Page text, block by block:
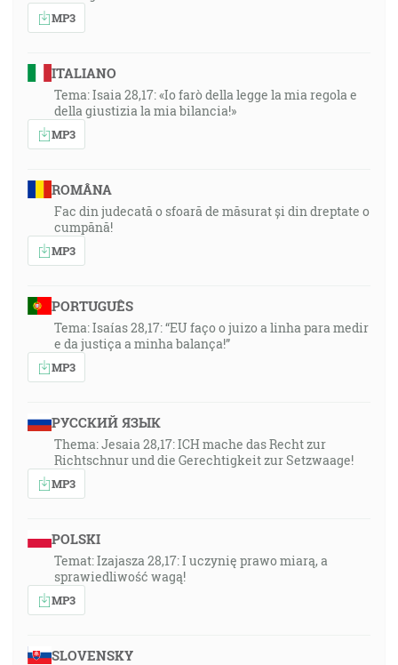
MP3
ITALIANO
Tema: Isaia 28,17: «Io farò della legge la mia regola e
della giustizia la mia bilancia!»
MP3
ROMÂNA
Fac din judecată o sfoară de măsurat și din dreptate o
cumpănă!
MP3
PORTUGUÊS
Tema: Isaías 28,17: “EU faço o juizo a linha para medir
e da justiça a minha balança!”
MP3
РУССКИЙ ЯЗЫК
Thema: Jesaia 28,17: ICH mache das Recht zur
Richtschnur und die Gerechtigkeit zur Setzwaage!
MP3
POLSKI
Temat: Izajasza 28,17: I uczynię prawo miarą, a
sprawiedliwość wagą!
MP3
SLOVENSKY